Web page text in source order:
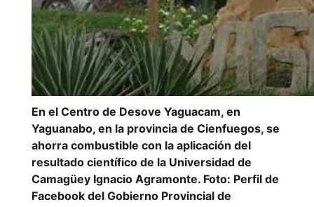
En el Centro de Desove Yaguacam, en
Yaguanabo, en la provincia de Cienfuegos, se
ahorra combustible con la aplicación del
resultado científico de la Universidad de
Camagüey Ignacio Agramonte. Foto: Perfil de
Facebook del Gobierno Provincial de